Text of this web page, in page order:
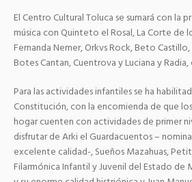
El Centro Cultural Toluca se sumará con la
música con Quinteto el Rosal, La Corte de
Fernanda Nemer, Orkvs Rock, Beto
Botes Cantan, Cuentrova y Luciana y
Para las actividades infantiles se ha
Constitución, con la encomienda de que
hogar cuenten con actividades de primer
disfrutar de Arki el Guardacuentos –
excelente calidad-, Sueños Mazahuas,
Filarmónica Infantil y Juvenil del Estado